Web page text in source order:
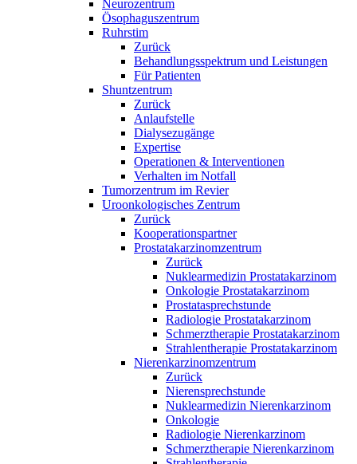
Neurozentrum
Ösophaguszentrum
Ruhrstim
Zurück
Behandlungsspektrum und Leistungen
Für Patienten
Shuntzentrum
Zurück
Anlaufstelle
Dialysezugänge
Expertise
Operationen & Interventionen
Verhalten im Notfall
Tumorzentrum im Revier
Uroonkologisches Zentrum
Zurück
Kooperationspartner
Prostatakarzinomzentrum
Zurück
Nuklearmedizin Prostatakarzinom
Onkologie Prostatakarzinom
Prostatasprechstunde
Radiologie Prostatakarzinom
Schmerztherapie Prostatakarzinom
Strahlentherapie Prostatakarzinom
Nierenkarzinomzentrum
Zurück
Nierensprechstunde
Nuklearmedizin Nierenkarzinom
Onkologie
Radiologie Nierenkarzinom
Schmerztherapie Nierenkarzinom